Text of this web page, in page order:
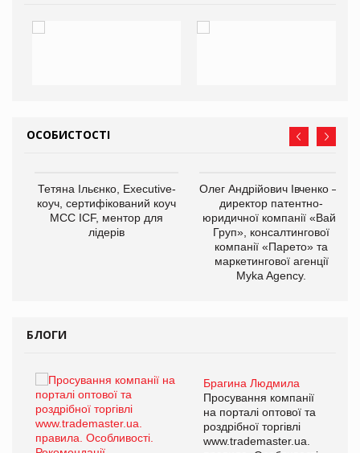
ОСОБИСТОСТІ
Тетяна Ільєнко, Executive-
коуч, сертифікований коуч
МСС ICF, ментор для
лідерів
Олег Андрійович Івченко —
директор патентно-
юридичної компанії «Вайз
Груп», консалтингової
компанії «Парето» та
маркетингової агенції
Myka Agency.
БЛОГИ
Брагина Людмила
Просування компанії
на порталі оптової та
роздрібної торгівлі
www.trademaster.ua.